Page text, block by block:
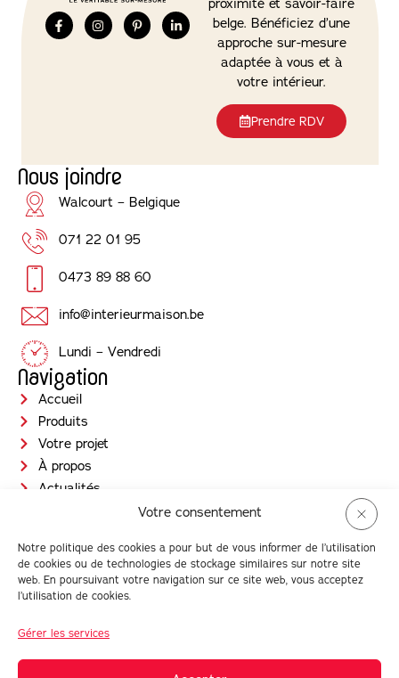
Votre consentement
Notre politique des cookies a pour but de vous informer de l’utilisation
de cookies ou de technologies de stockage similaires sur notre site
web. En poursuivant votre navigation sur ce site web, vous acceptez
l’utilisation de cookies.
Gérer les services
belge. Bénéficiez d’une
approche sur-mesure
adaptée à vous et à
votre intérieur.
Prendre RDV
Nous joindre
Walcourt – Belgique
071 22 01 95
0473 89 88 60
info@interieurmaison.be
Lundi – Vendredi
Navigation
Accueil
Produits
Votre projet
À propos
Actualités
Prendre RDV
Newsletter